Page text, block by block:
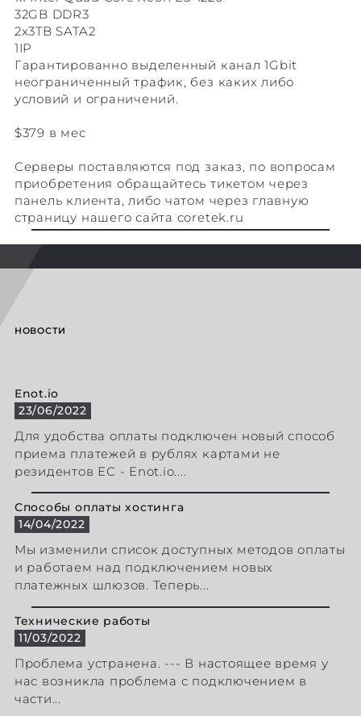
32GB DDR3
2x3TB SATA2
1IP
Гарантированно выделенный канал 1Gbit
неограниченный трафик, без каких либо
условий и ограничений.
$379 в мес
Серверы поставляются под заказ, по вопросам
приобретения обращайтесь тикетом через
панель клиента, либо чатом через главную
страницу нашего сайта coretek.ru
НОВОСТИ
Enot.io
23/06/2022
Для удобства оплаты подключен новый способ
приема платежей в рублях картами не
резидентов ЕС - Enot.io....
Способы оплаты хостинга
14/04/2022
Мы изменили список доступных методов оплаты
и работаем над подключением новых
платежных шлюзов. Теперь...
Технические работы
11/03/2022
Проблема устранена. --- В настоящее время у
нас возникла проблема с подключением в
части...